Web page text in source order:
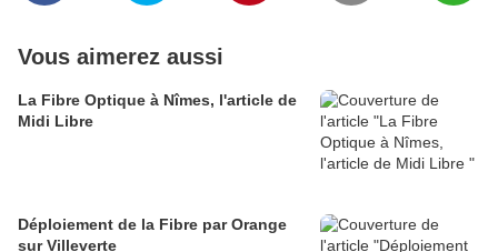
Vous aimerez aussi
La Fibre Optique à Nîmes, l'article de
Midi Libre
Déploiement de la Fibre par Orange
sur Villeverte